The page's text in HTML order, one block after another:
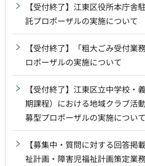
【受付終了】江東区役所本庁舎
託プロポーザルの実施について
【受付終了】「粗大ごみ受付業
ロポーザルの実施について
【受付終了】江東区立中学校・
期課程）における地域クラブ活
募型プロポーザルの実施について
【募集中・質問に対する回答掲
祉計画・障害児福祉計画策定業